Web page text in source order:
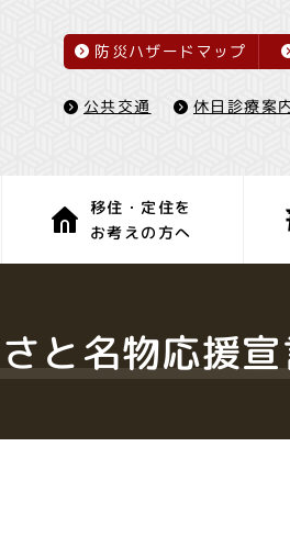
防災ハザードマップ
公共交通 休日診療案
移住・定住を
お考えの方へ
と名物応援宣